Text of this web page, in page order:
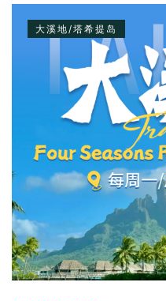
大溪地/塔希提岛